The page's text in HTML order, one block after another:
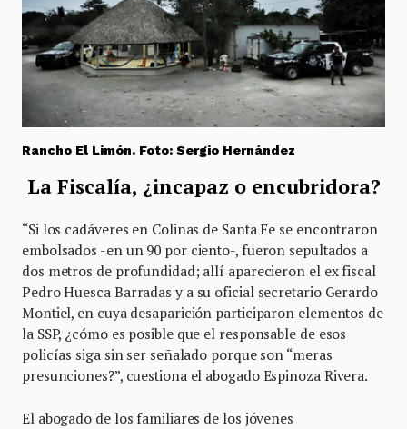
Rancho El Limón. Foto: Sergio Hernández
La Fiscalía, ¿incapaz o encubridora?
“Si los cadáveres en Colinas de Santa Fe se encontraron
embolsados -en un 90 por ciento-, fueron sepultados a
dos metros de profundidad; allí aparecieron el ex fiscal
Pedro Huesca Barradas y a su oficial secretario Gerardo
Montiel, en cuya desaparición participaron elementos de
la SSP, ¿cómo es posible que el responsable de esos
policías siga sin ser señalado porque son “meras
presunciones?”, cuestiona el abogado Espinoza Rivera.
El abogado de los familiares de los jóvenes